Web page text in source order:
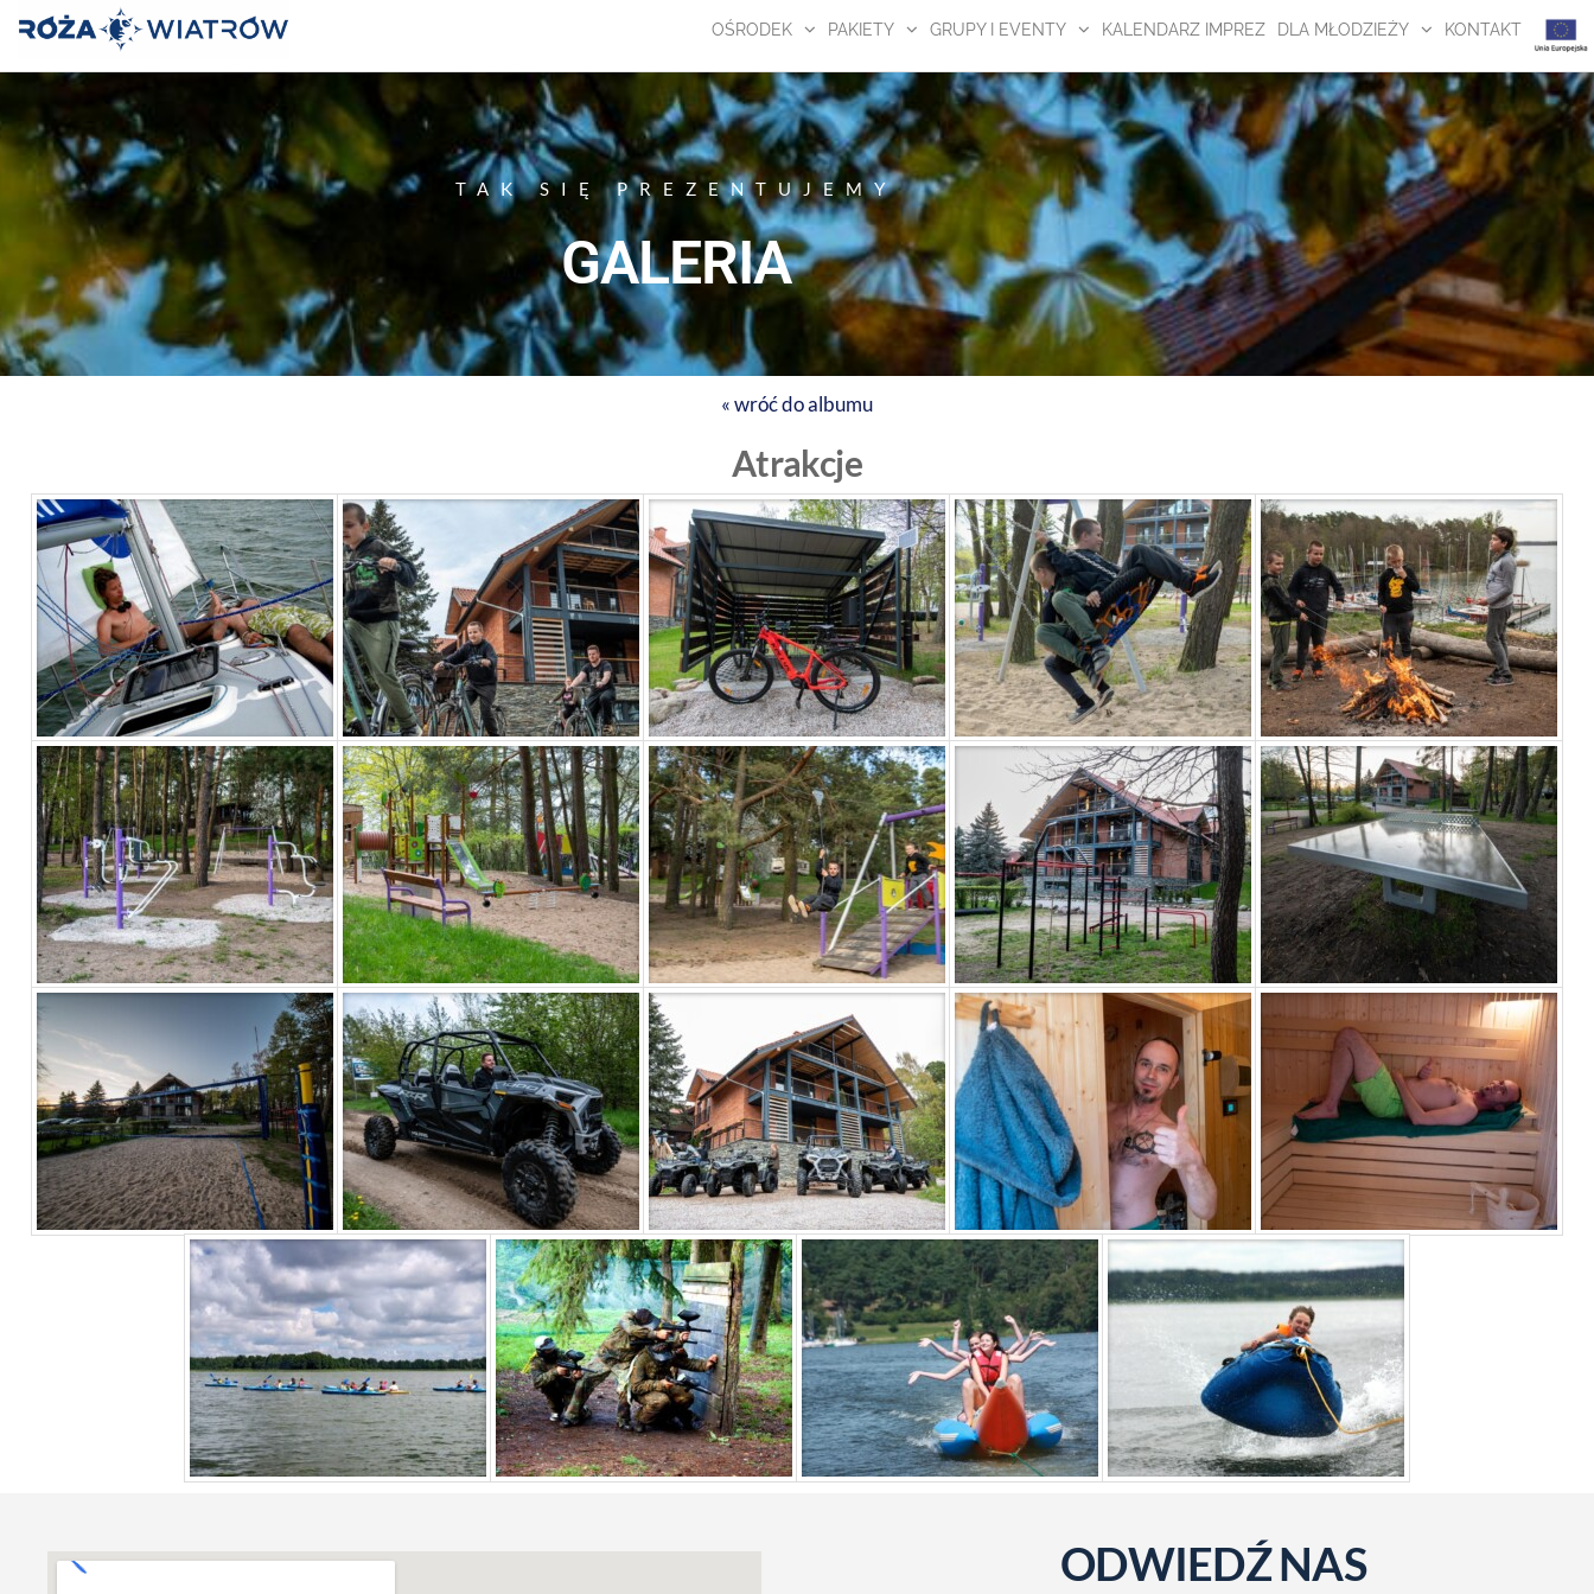
"RÓŻA
WIATRÓW"
OŚRODEK PAKIETY GRUPY I EVENTY KALENDARZ IMPREZ DLA MŁODZIEŻY KONTAKT
TAK SIĘ PREZENTUJEMY
GALERIA
« wróć do albumu
Atrakcje
ODWIEDŹ NAS